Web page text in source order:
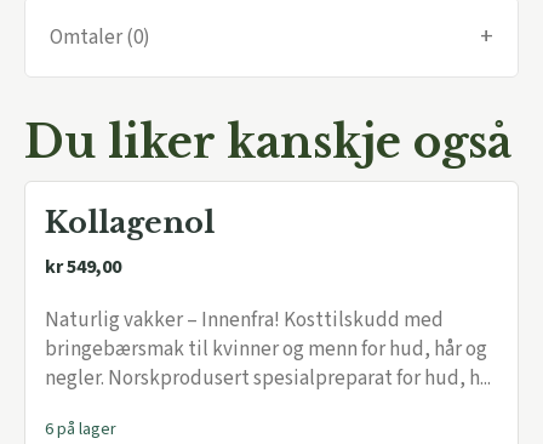
Omtaler (0) +
Du liker kanskje også
Kollagenol
kr549,00
Naturlig vakker – Innenfra! Kosttilskudd med
bringebærsmak til kvinner og menn for hud, hår og
negler. Norskprodusert spesialpreparat for hud, h...
6 på lager